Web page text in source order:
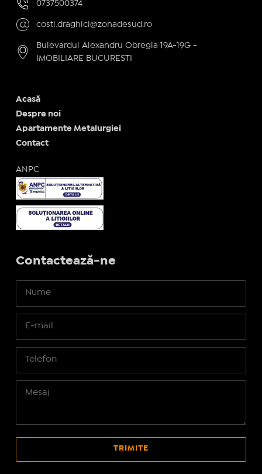
0737500374
costi.draghici@zonadesud.ro
Bulevardul Alexandru Obregia 19A-19G -
IMOBILIARE BUCURESTI
Acasă
Despre noi
Apartamente Metalurgiei
Contact
ANPC
Contactează-ne